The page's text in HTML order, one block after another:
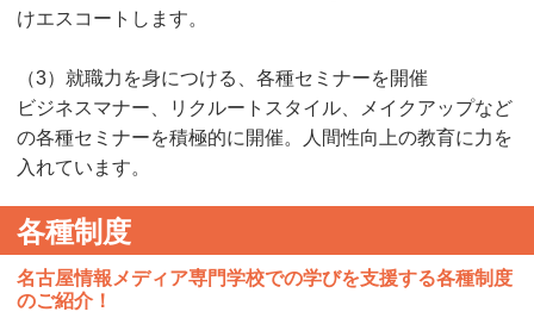
けエスコートします。
（3）就職力を身につける、各種セミナーを開催
ビジネスマナー、リクルートスタイル、メイクアップなど
の各種セミナーを積極的に開催。人間性向上の教育に力を
入れています。
各種制度
名古屋情報メディア専門学校での学びを支援する各種制度
のご紹介！